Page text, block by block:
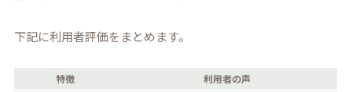
下記に利用者評価をまとめます。
特徴
利用者の声